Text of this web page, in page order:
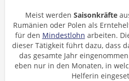
Meist werden Saisonkräfte
Rumänien oder Polen als
für den Mindestlohn arbeiten.
dieser Tätigkeit führt dazu, dass
das gesamte Jahr
eben nur in den Monaten, in
Helferin